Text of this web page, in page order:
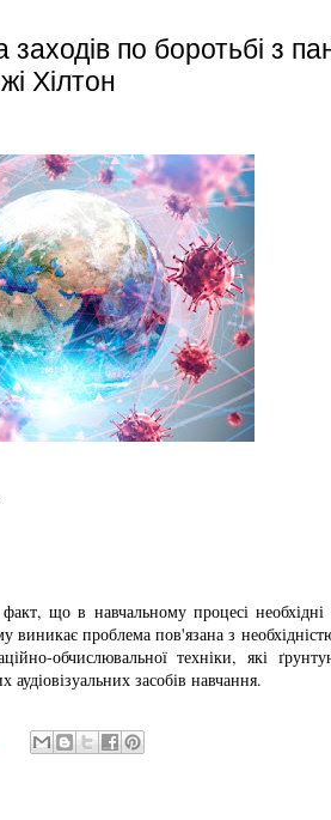
по боротьбі з
Хілтон
що в навчальному процесі необхідні
виникає проблема пов'язана з
обчислювальної техніки, які
аудіовізуальних засобів навчання.